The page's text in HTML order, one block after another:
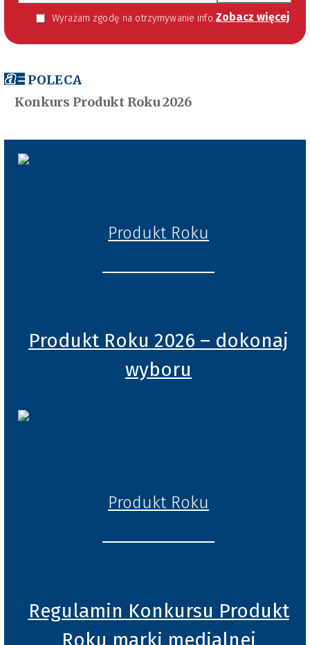
Wyrażam zgodę na otrzymywanie informacji handlowej kierowanej do mnie za pomocą środków komunikacji elektronicznej w szczególności poczty elektronicznej zgodnie z przepisem art. 10 ust 2 ustawy z dnia 18 lipca 2002 roku o świadczeniu usług drogą elektroniczną (Dz. U. 144 z 2002 r. poz. 1204). Zgoda jest dobrowolna, jednak jej wyrażenie jest konieczne, aby otrzymywać newsletter. Zobacz więcej
POLECA
Konkurs Produkt Roku 2026
Produkt Roku
Produkt Roku 2026 – dokonaj
wyboru
Produkt Roku
Regulamin Konkursu Produkt
Roku marki medialnej